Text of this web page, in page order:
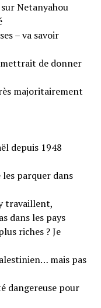
Netanyahou
– va savoir
de donner
majoritairement
depuis 1948
parquer dans
travaillent,
dans les pays
riches ? Je
mais pas
dangereuse pour